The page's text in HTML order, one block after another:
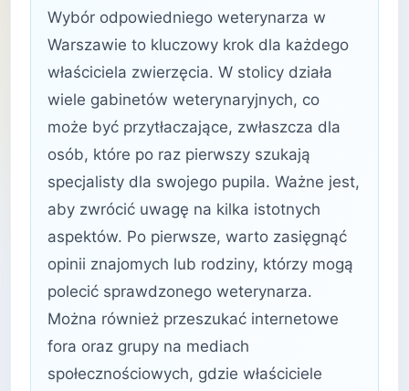
Wybór odpowiedniego weterynarza w
Warszawie to kluczowy krok dla każdego
właściciela zwierzęcia. W stolicy działa
wiele gabinetów weterynaryjnych, co
może być przytłaczające, zwłaszcza dla
osób, które po raz pierwszy szukają
specjalisty dla swojego pupila. Ważne jest,
aby zwrócić uwagę na kilka istotnych
aspektów. Po pierwsze, warto zasięgnąć
opinii znajomych lub rodziny, którzy mogą
polecić sprawdzonego weterynarza.
Można również przeszukać internetowe
fora oraz grupy na mediach
społecznościowych, gdzie właściciele